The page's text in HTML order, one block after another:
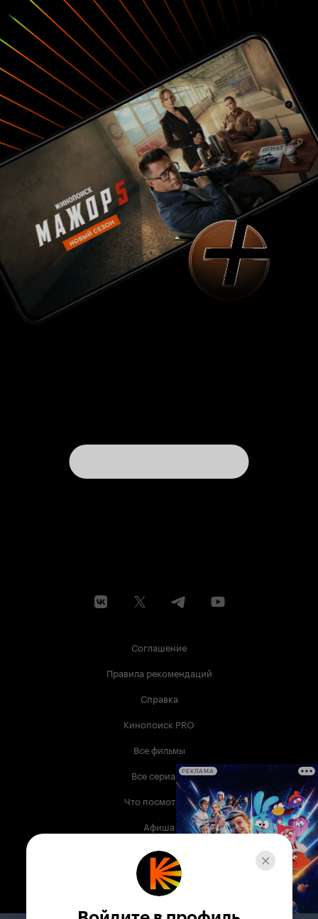
Соглашение
Правила рекомендаций
Справка
Кинопоиск PRO
Все фильмы
Все сериалы
Что посмотреть
Афиша
Музыка
Телепрограмма
РЕКЛАМА